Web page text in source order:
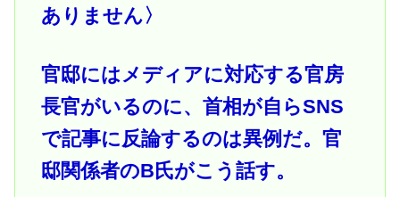
ありません〉
官邸にはメディアに対応する官房
長官がいるのに、首相が自らSNS
で記事に反論するのは異例だ。官
邸関係者のB氏がこう話す。